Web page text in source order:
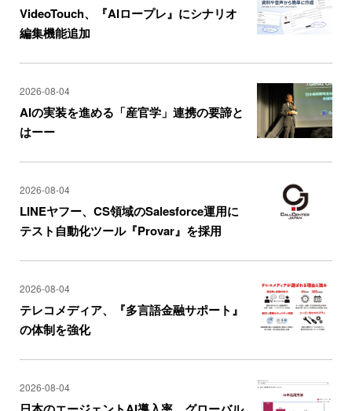
VideoTouch、『AIロープレ』にシナリオ
編集機能追加
2026-08-04
AIの実装を進める「産官学」連携の要諦と
はーー
2026-08-04
LINEヤフー、CS領域のSalesforce運用に
テスト自動化ツール『Provar』を採用
2026-08-04
テレコメディア、『多言語金融サポート』
の体制を強化
2026-08-04